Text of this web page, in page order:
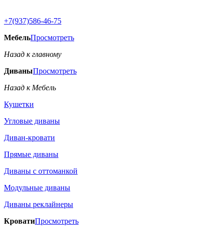
+7(937)586-46-75
МебельПросмотреть
Назад к главному
ДиваныПросмотреть
Назад к Мебель
Кушетки
Угловые диваны
Диван-кровати
Прямые диваны
Диваны с оттоманкой
Модульные диваны
Диваны реклайнеры
КроватиПросмотреть